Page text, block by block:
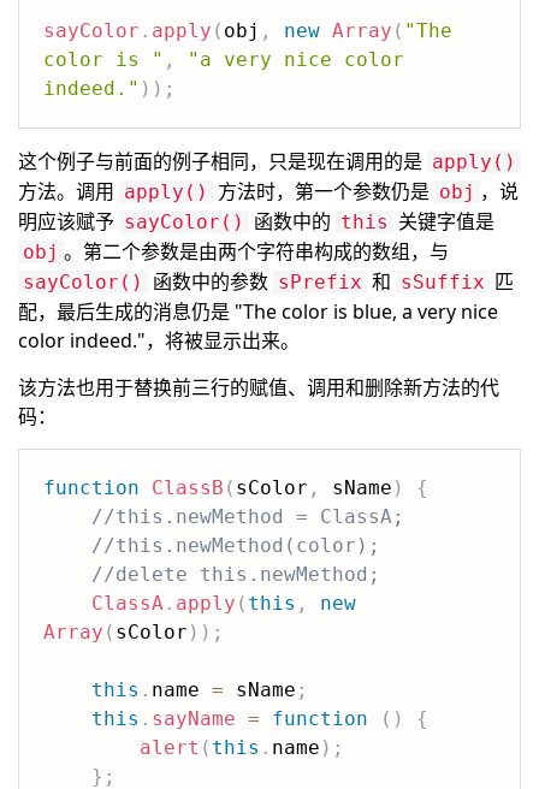
sayColor . apply ( obj , new Array ( "The
color is " ,
"a very nice color
indeed." ) ) ;
这个例子与前面的例子相同，只是现在调用的是 apply()
方法。调用 apply() 方法时，第一个参数仍是 obj ，说
明应该赋予 sayColor() 函数中的 this 关键字值是
obj 。第二个参数是由两个字符串构成的数组，与
sayColor() 函数中的参数 sPrefix 和 sSuffix 匹
配，最后生成的消息仍是 "The color is blue, a very nice
color indeed."，将被显示出来。
该方法也用于替换前三行的赋值、调用和删除新方法的代
码：
function ClassB ( sColor , sName )
{
//this.newMethod = ClassA;
//this.newMethod(color);
//delete this.newMethod;
ClassA . apply ( this ,
new
Array ( sColor ) ) ;
this . name = sName ;
this . sayName = function ( )
{
alert ( this . name ) ;
} ;